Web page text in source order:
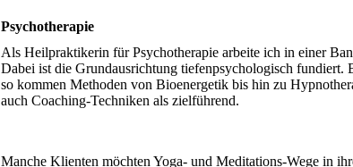
Psychotherapie
Als Heilpraktikerin für Psychotherapie arbeite ich in einer
Dabei ist die Grundausrichtung tiefenpsychologisch fundiert.
so kommen Methoden von Bioenergetik bis hin zu
auch Coaching-Techniken als zielführend.
Manche Klienten möchten Yoga- und Meditations-Wege in